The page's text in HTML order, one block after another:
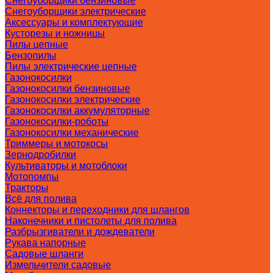
Снегоуборщики электрические
Аксессуары и комплектующие
Кусторезы и ножницы
Пилы цепные
Бензопилы
Пилы электрические цепные
Газонокосилки
Газонокосилки бензиновые
Газонокосилки электрические
Газонокосилки аккумуляторные
Газонокосилки-роботы
Газонокосилки механические
Триммеры и мотокосы
Зернодробилки
Культиваторы и мотоблоки
Мотопомпы
Тракторы
Всё для полива
Коннекторы и переходники для шлангов
Наконечники и пистолеты для полива
Разбрызгиватели и дождеватели
Рукава напорные
Садовые шланги
Измельчители садовые